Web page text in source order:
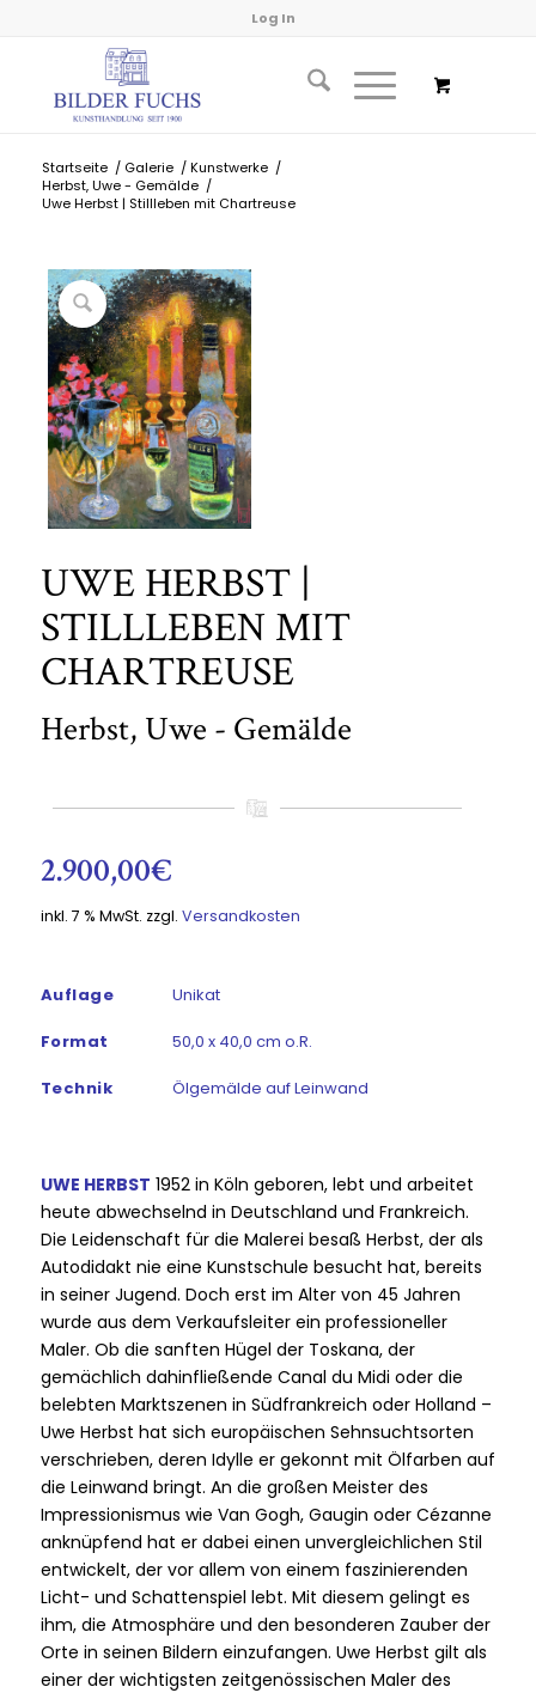
Log In
Startseite / Galerie / Kunstwerke /
Herbst, Uwe - Gemälde /
Uwe Herbst | Stillleben mit Chartreuse
UWE HERBST |
STILLLEBEN MIT
CHARTREUSE
Herbst, Uwe - Gemälde
2.900,00€
inkl. 7 % MwSt. zzgl. Versandkosten
Auflage Unikat
Format 50,0 x 40,0 cm o.R.
Technik Ölgemälde auf Leinwand
UWE HERBST 1952 in Köln geboren, lebt und arbeitet
heute abwechselnd in Deutschland und Frankreich.
Die Leidenschaft für die Malerei besaß Herbst, der als
Autodidakt nie eine Kunstschule besucht hat, bereits
in seiner Jugend. Doch erst im Alter von 45 Jahren
wurde aus dem Verkaufsleiter ein professioneller
Maler. Ob die sanften Hügel der Toskana, der
gemächlich dahinfließende Canal du Midi oder die
belebten Marktszenen in Südfrankreich oder Holland –
Uwe Herbst hat sich europäischen Sehnsuchtsorten
verschrieben, deren Idylle er gekonnt mit Ölfarben auf
die Leinwand bringt. An die großen Meister des
Impressionismus wie Van Gogh, Gaugin oder Cézanne
anknüpfend hat er dabei einen unvergleichlichen Stil
entwickelt, der vor allem von einem faszinierenden
Licht- und Schattenspiel lebt. Mit diesem gelingt es
ihm, die Atmosphäre und den besonderen Zauber der
Orte in seinen Bildern einzufangen. Uwe Herbst gilt als
einer der wichtigsten zeitgenössischen Maler des